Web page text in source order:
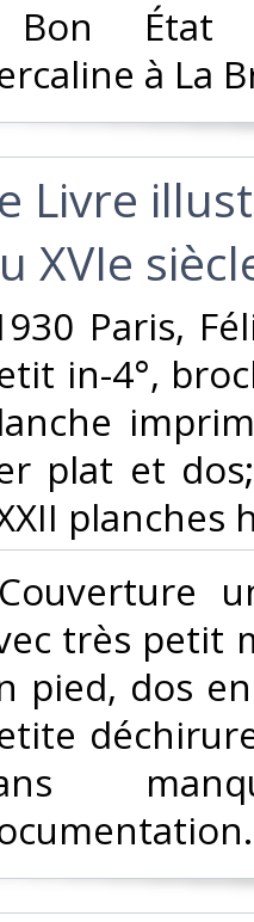
Bon État
à La
Livre
XVIe
Paris,
in-4°,
plat et
planches
Couverture
très petit
pied, dos